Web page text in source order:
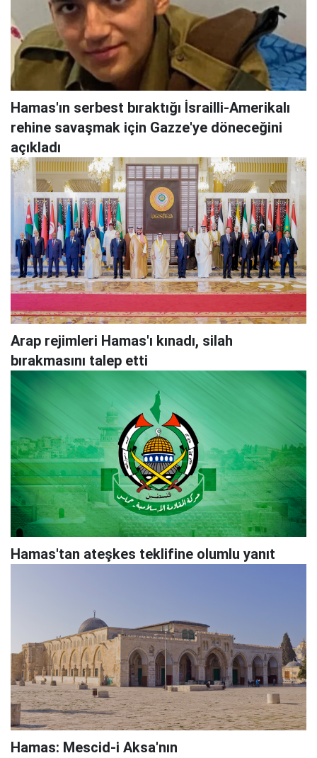
Hamas'ın serbest bıraktığı İsrailli-Amerikalı
rehine savaşmak için Gazze'ye döneceğini
açıkladı
Arap rejimleri Hamas'ı kınadı, silah
bırakmasını talep etti
Hamas'tan ateşkes teklifine olumlu yanıt
Hamas: Mescid-i Aksa'nın